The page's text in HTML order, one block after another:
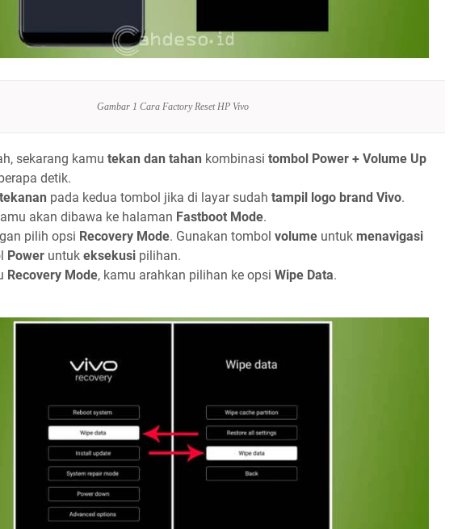
Gambar 1 Cara Factory Reset HP Vivo
sekarang kamu tekan dan tahan kombinasi tombol Power + Volume Up
detik.
pada kedua tombol jika di layar sudah tampil logo brand Vivo.
akan dibawa ke halaman Fastboot Mode.
pilih opsi Recovery Mode. Gunakan tombol volume untuk menavigasi
Power untuk eksekusi pilihan.
Recovery Mode, kamu arahkan pilihan ke opsi Wipe Data.